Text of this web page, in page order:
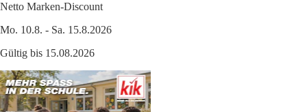
Netto Marken-Discount
Mo. 10.8. - Sa. 15.8.2026
Gültig bis 15.08.2026